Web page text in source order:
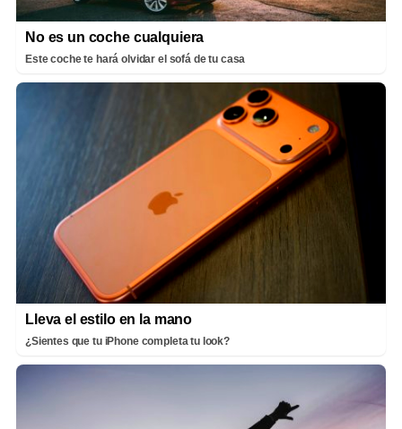
No es un coche cualquiera
Este coche te hará olvidar el sofá de tu casa
Lleva el estilo en la mano
¿Sientes que tu iPhone completa tu look?